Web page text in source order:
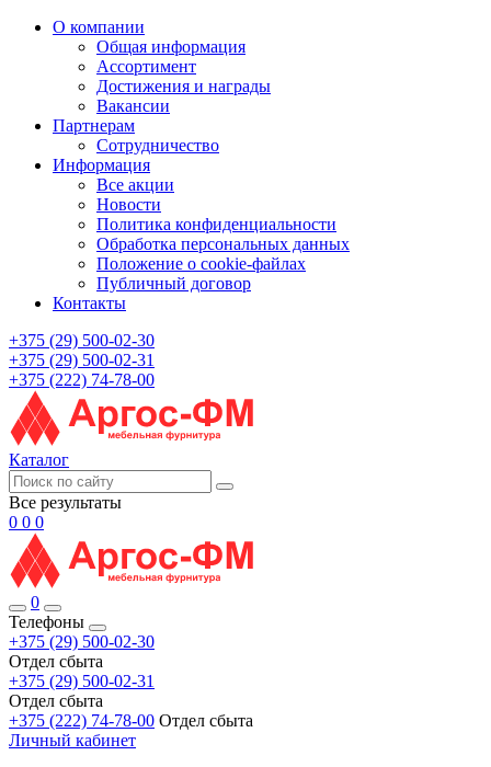
О компании
Общая информация
Ассортимент
Достижения и награды
Вакансии
Партнерам
Сотрудничество
Информация
Все акции
Новости
Политика конфиденциальности
Обработка персональных данных
Положение о cookie-файлах
Публичный договор
Контакты
+375 (29) 500-02-30
+375 (29) 500-02-31
+375 (222) 74-78-00
Каталог
Все результаты
0 0 0
0
Телефоны
+375 (29) 500-02-30
Отдел сбыта
+375 (29) 500-02-31
Отдел сбыта
+375 (222) 74-78-00 Отдел сбыта
Личный кабинет